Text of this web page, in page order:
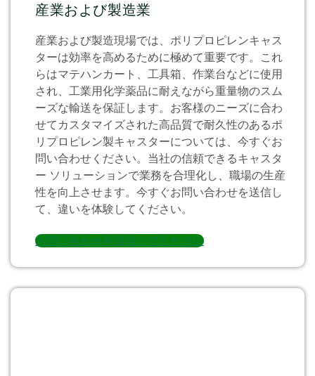
産業および製造業
産業および製造現場では、ポリプロピレンキャス
ターは効率を高めるために極めて重要です。これ
らはマテハンカート、工具箱、作業台などに使用
され、工業用化学薬品に耐えながら重量物のスム
ーズな輸送を保証します。お客様のニーズに合わ
せてカスタマイズされた高品質で耐久性のあるポ
リプロピレン製キャスターについては、今すぐお
問い合わせください。当社の信頼できるキャスタ
ー ソリューションで業務を合理化し、職場の生産
性を向上させます。今すぐお問い合わせを送信し
て、違いを体験してください。
お問い合わせを送信してください